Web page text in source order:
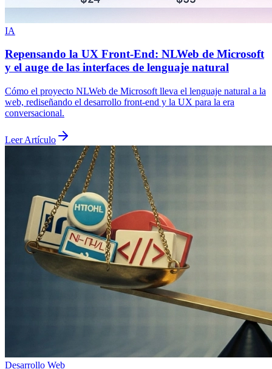
IA
Repensando la UX Front-End: NLWeb de Microsoft
y el auge de las interfaces de lenguaje natural
Cómo el proyecto NLWeb de Microsoft lleva el lenguaje natural a la
web, rediseñando el desarrollo front-end y la UX para la era
conversacional.
Leer Artículo
Desarrollo Web